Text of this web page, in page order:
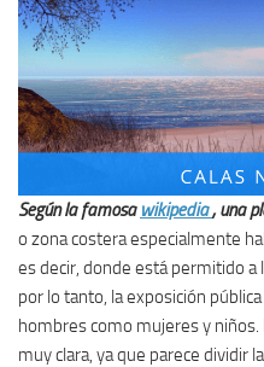
Según la famosa wikipedia, una
o zona costera especialmente
es decir, donde está permitido
por lo tanto, la exposición
hombres como mujeres y niños.
muy clara, ya que parece dividir